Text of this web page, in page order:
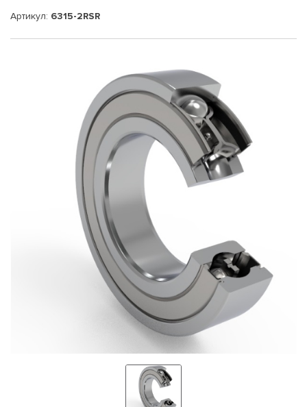
Артикул: 6315-2RSR